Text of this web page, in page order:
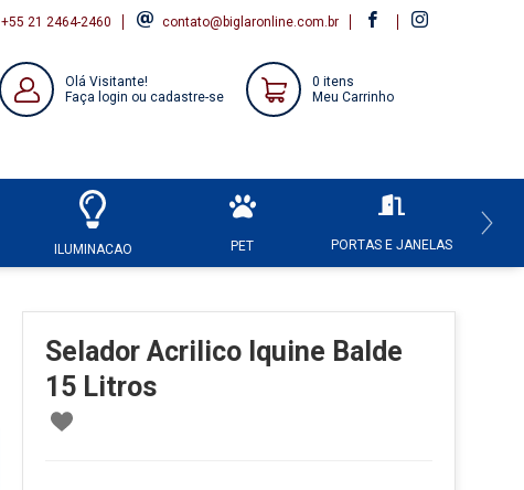
+55 21 2464-2460 contato@biglaronline.com.br
Olá Visitante!
Faça login ou cadastre-se
0 itens
Meu Carrinho
ILUMINACAO PET PORTAS E JANELAS
Selador Acrilico Iquine Balde
15 Litros